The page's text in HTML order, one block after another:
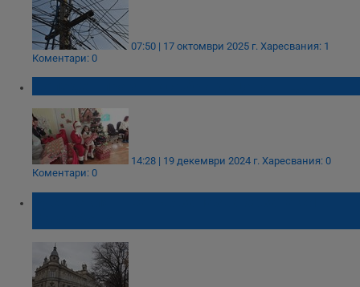
07:50 | 17 октомври 2025 г. Харесвания: 1
Коментари: 0
14:28 | 19 декември 2024 г. Харесвания: 0
Коментари: 0